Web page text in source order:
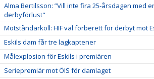
Alma Bertilsson: ”Vill inte fira 25-årsdagen med
derbyförlust"
Motståndarkoll: HIF väl förberett för derbyt mot
Eskils dam får tre lagkaptener
Målexplosion för Eskils i premiären
Seriepremiär mot ÖIS för damlaget